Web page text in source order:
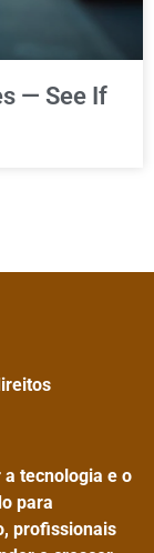
— See If
tecnologia e o
para
profissionais